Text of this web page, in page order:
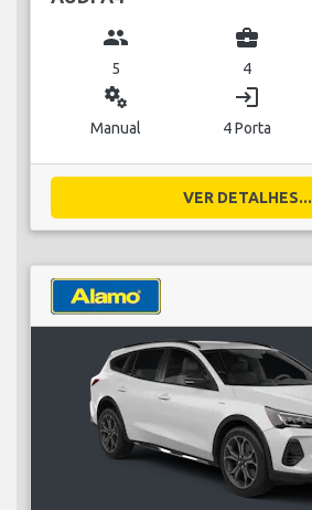
group
5
business_center
4
miscellaneous_services
Manual
login
4 Porta
VER DETALHES...